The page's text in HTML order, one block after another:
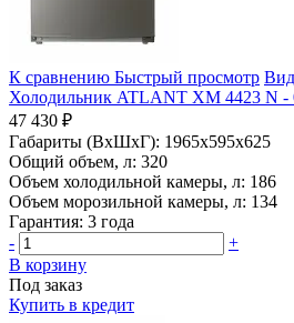
К сравнению Быстрый просмотр
Холодильник ATLANT ХМ 4423 N -
47 430 ₽
Габариты (ВхШхГ): 1965x595x625
Общий объем, л: 320
Объем холодильной камеры, л: 186
Объем морозильной камеры, л: 134
Гарантия: 3 года
-
+
В корзину
Под заказ
Купить в кредит